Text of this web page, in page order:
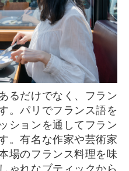
。パリでフランス語を
ションを通してフラン
。有名な作家や芸術家
場のフランス料理を味
ゃれなブティックから